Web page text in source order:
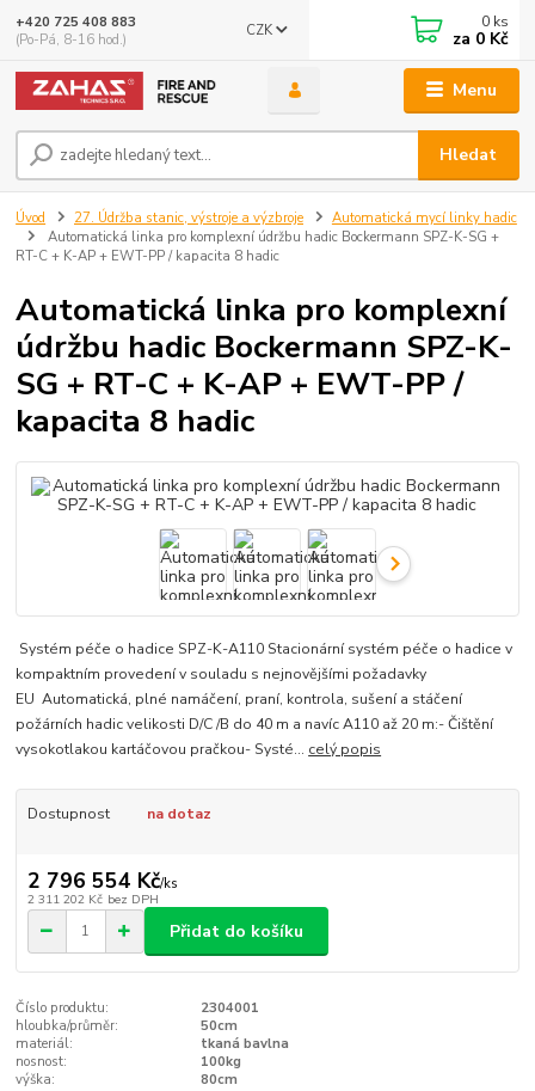
Menu
CZK
Hledat
+420 725 408 883
(Po-Pá, 8-16 hod.)
0 ks
za 0 Kč
Úvod 27. Údržba stanic, výstroje a výzbroje
Automatická mycí linky hadic
Automatická linka pro komplexní údržbu hadic Bockermann SPZ-K-SG +
RT-C + K-AP + EWT-PP / kapacita 8 hadic
Automatická linka pro komplexní
údržbu hadic Bockermann SPZ-K-
SG + RT-C + K-AP + EWT-PP /
kapacita 8 hadic
Systém péče o hadice SPZ-K-A110 Stacionární systém péče o hadice v
kompaktním provedení v souladu s nejnovějšími požadavky
EU Automatická, plné namáčení, praní, kontrola, sušení a stáčení
požárních hadic velikosti D/C /B do 40 m a navíc A110 až 20 m:- Čištění
vysokotlakou kartáčovou pračkou- Systé... celý popis
Dostupnost na dotaz
2 796 554 Kč/ks
2 311 202 Kč bez DPH
Přidat do košíku
Číslo produktu:
2304001
hloubka/průměr:
50cm
materiál:
tkaná bavlna
nosnost:
100kg
výška:
80cm